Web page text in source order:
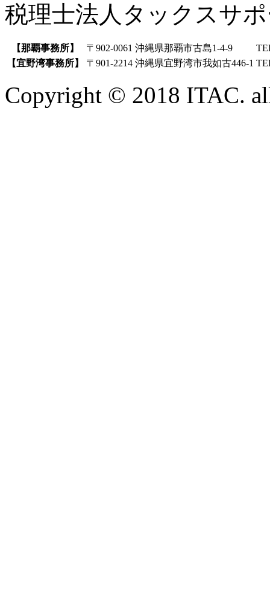
税理士法人タックスサ
【那覇事務所】 〒902-0061 沖縄県那覇市古島1-4-9
【宜野湾事務所】
〒901-2214 沖縄県宜野湾市我如古446-1
Copyright © 2018 ITAC.